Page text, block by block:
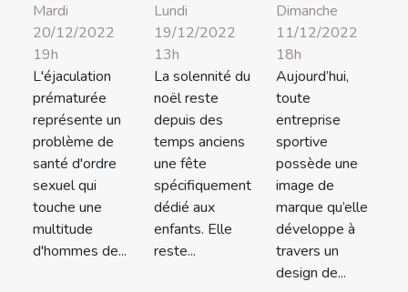
Mardi
20/12/2022
19h
L'éjaculation
prématurée
représente un
problème de
santé d'ordre
sexuel qui
touche une
multitude
d'hommes de...
Lundi
19/12/2022
13h
La solennité du
noël reste
depuis des
temps anciens
une fête
spécifiquement
dédié aux
enfants. Elle
reste...
Dimanche
11/12/2022
18h
Aujourd’hui,
toute
entreprise
sportive
possède une
image de
marque qu’elle
développe à
travers un
design de...